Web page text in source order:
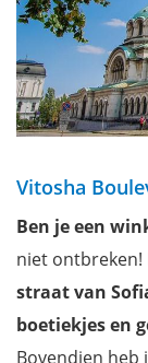
Vitosha
Ben je een
niet ontbreken!
straat van
boetiekjes en
Bovendien heb